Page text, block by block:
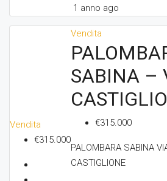
1 anno ago
Vendita
€315.000
Vendita
SABINA –
€315.000
PALOMBARA SABINA
CASTIGLIONE